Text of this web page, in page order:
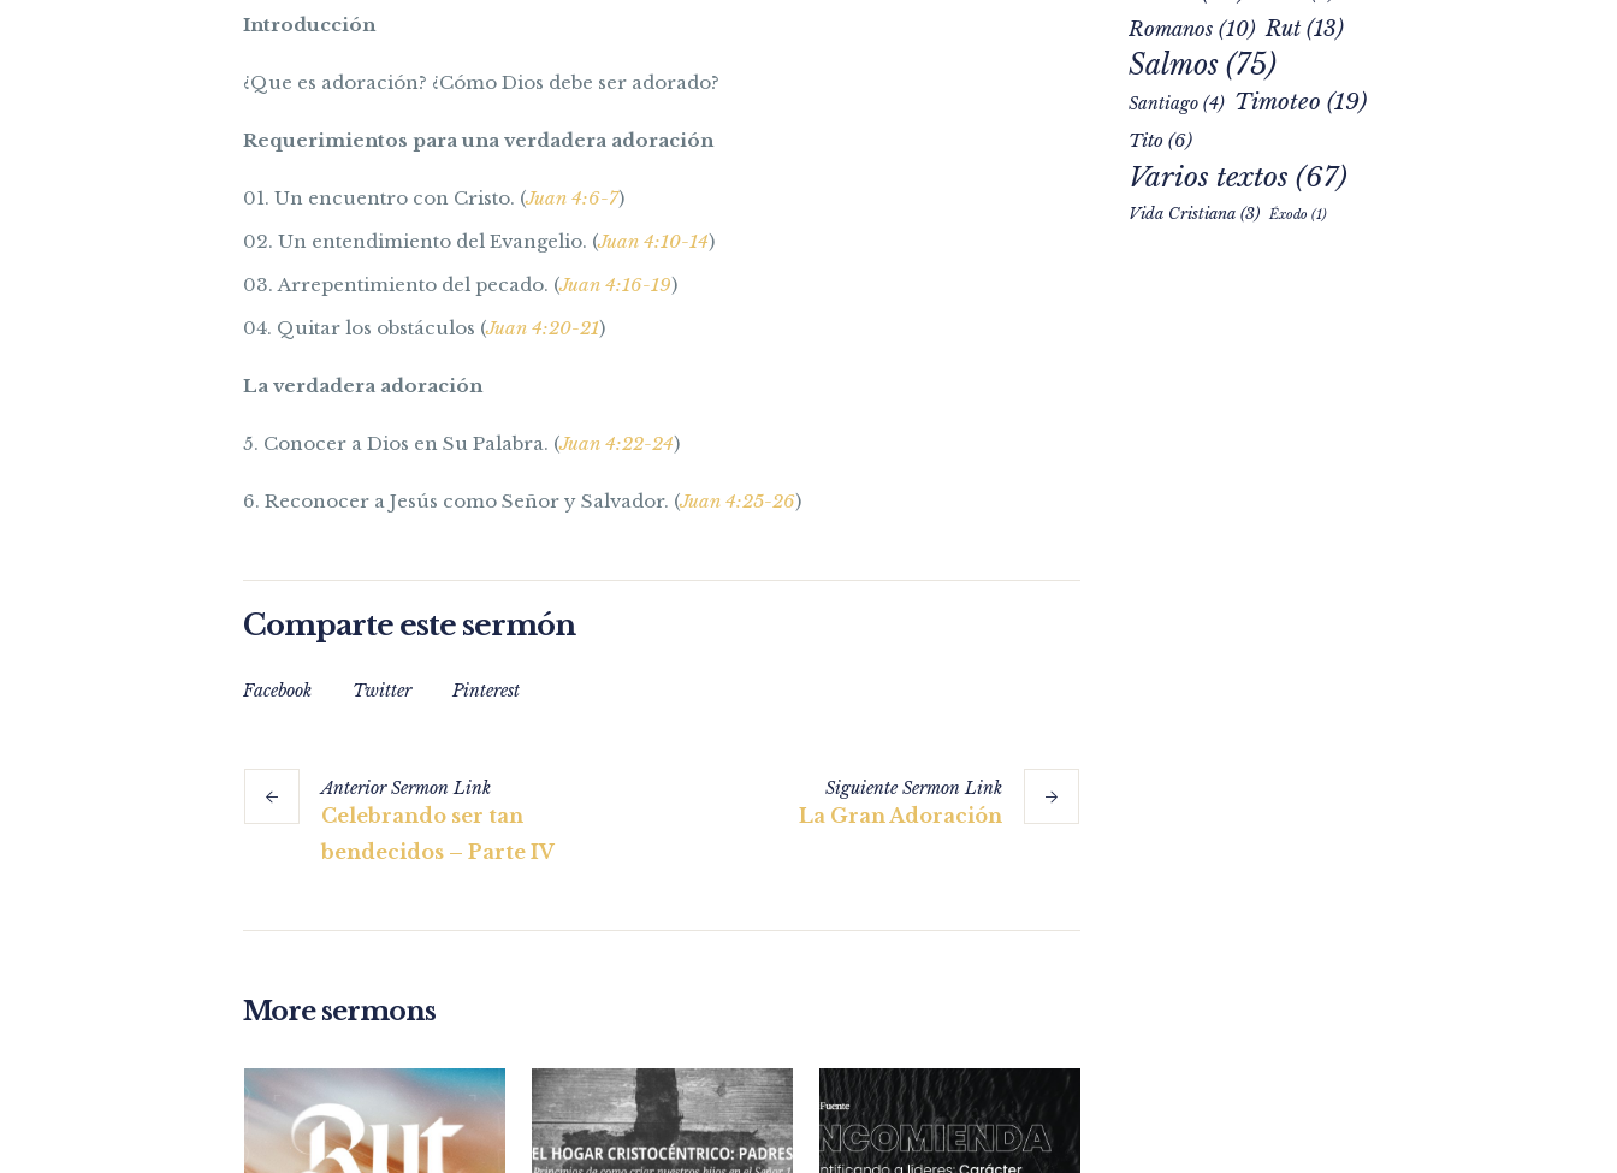
Introducción
¿Que es adoración? ¿Cómo Dios debe ser adorado?
Requerimientos para una verdadera adoración
Un encuentro con Cristo. (Juan 4:6-7)
Un entendimiento del Evangelio. (Juan 4:10-14)
Arrepentimiento del pecado. (Juan 4:16-19)
Quitar los obstáculos (Juan 4:20-21)
La verdadera adoración
5. Conocer a Dios en Su Palabra. (Juan 4:22-24)
6. Reconocer a Jesús como Señor y Salvador. (Juan 4:25-26)
Comparte este sermón
Facebook Twitter Pinterest
AnteriorSermonLink
Celebrando ser tan
bendecidos – Parte IV
SiguienteSermonLink
La Gran Adoración
More sermons
Romanos(10) Rut(13)
Salmos(75)
Santiago(4) Timoteo (19)
Tito(6)
Varios textos (67)
Vida Cristiana(3) Éxodo (1)